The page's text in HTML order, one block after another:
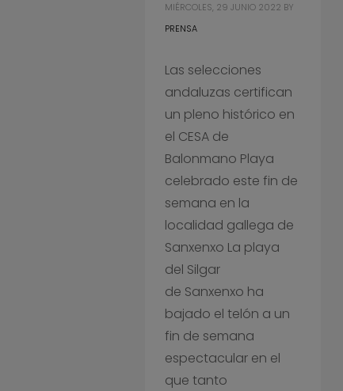
MIÉRCOLES, 29 JUNIO 2022 BY
PRENSA
Las selecciones
andaluzas certifican
un pleno histórico en
el CESA de
Balonmano Playa
celebrado este fin de
semana en la
localidad gallega de
Sanxenxo La playa
del Silgar
de Sanxenxo ha
bajado el telón a un
fin de semana
espectacular en el
que tanto